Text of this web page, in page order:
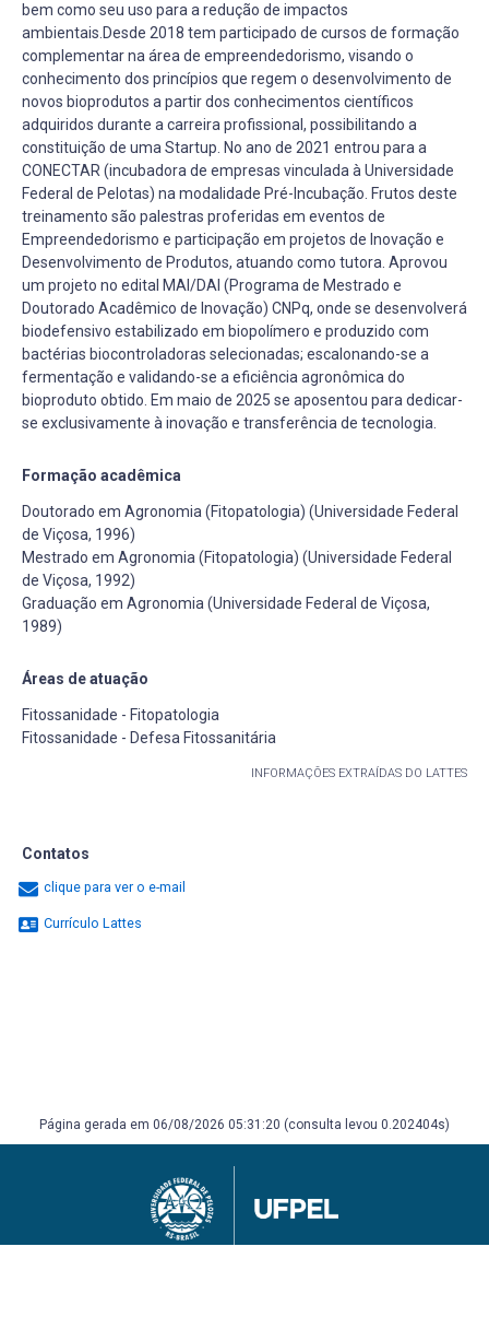
bem como seu uso para a redução de impactos
ambientais.Desde 2018 tem participado de cursos de formação
complementar na área de empreendedorismo, visando o
conhecimento dos princípios que regem o desenvolvimento de
novos bioprodutos a partir dos conhecimentos científicos
adquiridos durante a carreira profissional, possibilitando a
constituição de uma Startup. No ano de 2021 entrou para a
CONECTAR (incubadora de empresas vinculada à Universidade
Federal de Pelotas) na modalidade Pré-Incubação. Frutos deste
treinamento são palestras proferidas em eventos de
Empreendedorismo e participação em projetos de Inovação e
Desenvolvimento de Produtos, atuando como tutora. Aprovou
um projeto no edital MAI/DAI (Programa de Mestrado e
Doutorado Acadêmico de Inovação) CNPq, onde se desenvolverá
biodefensivo estabilizado em biopolímero e produzido com
bactérias biocontroladoras selecionadas; escalonando-se a
fermentação e validando-se a eficiência agronômica do
bioproduto obtido. Em maio de 2025 se aposentou para dedicar-
se exclusivamente à inovação e transferência de tecnologia.
Formação acadêmica
Doutorado em Agronomia (Fitopatologia) (Universidade Federal
de Viçosa, 1996)
Mestrado em Agronomia (Fitopatologia) (Universidade Federal
de Viçosa, 1992)
Graduação em Agronomia (Universidade Federal de Viçosa,
1989)
Áreas de atuação
Fitossanidade - Fitopatologia
Fitossanidade - Defesa Fitossanitária
INFORMAÇÕES EXTRAÍDAS DO LATTES
Contatos
clique para ver o e-mail
Currículo Lattes
Página gerada em 06/08/2026 05:31:20 (consulta levou 0.202404s)